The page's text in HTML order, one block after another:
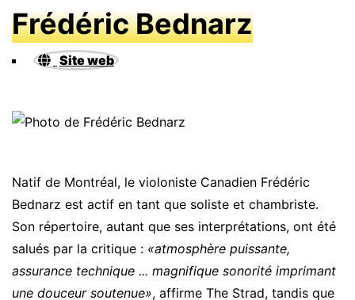
Frédéric Bednarz
Site web
Natif de Montréal, le violoniste Canadien Frédéric
Bednarz est actif en tant que soliste et chambriste.
Son répertoire, autant que ses interprétations, ont été
salués par la critique : «atmosphère puissante,
assurance technique ... magnifique sonorité imprimant
une douceur soutenue», affirme The Strad, tandis que